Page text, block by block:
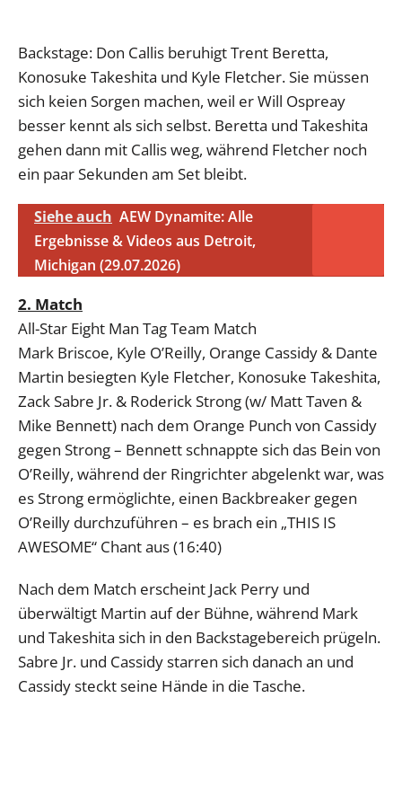
Backstage: Don Callis beruhigt Trent Beretta,
Konosuke Takeshita und Kyle Fletcher. Sie müssen
sich keien Sorgen machen, weil er Will Ospreay
besser kennt als sich selbst. Beretta und Takeshita
gehen dann mit Callis weg, während Fletcher noch
ein paar Sekunden am Set bleibt.
Siehe auch AEW Dynamite: Alle
Ergebnisse & Videos aus Detroit,
Michigan (29.07.2026)
2. Match
All-Star Eight Man Tag Team Match
Mark Briscoe, Kyle O’Reilly, Orange Cassidy & Dante
Martin besiegten Kyle Fletcher, Konosuke Takeshita,
Zack Sabre Jr. & Roderick Strong (w/ Matt Taven &
Mike Bennett) nach dem Orange Punch von Cassidy
gegen Strong – Bennett schnappte sich das Bein von
O’Reilly, während der Ringrichter abgelenkt war, was
es Strong ermöglichte, einen Backbreaker gegen
O’Reilly durchzuführen – es brach ein „THIS IS
AWESOME“ Chant aus (16:40)
Nach dem Match erscheint Jack Perry und
überwältigt Martin auf der Bühne, während Mark
und Takeshita sich in den Backstagebereich prügeln.
Sabre Jr. und Cassidy starren sich danach an und
Cassidy steckt seine Hände in die Tasche.